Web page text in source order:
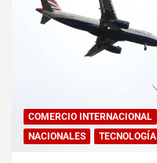
COMERCIO INTERNACIONAL
NACIONALES
TECNOLOGÍA